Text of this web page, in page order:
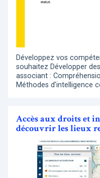
Développez vos
souhaitez Développer
associant :
Méthodes d’intelligence
Accès aux droits et
découvrir les lieux